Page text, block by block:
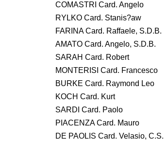
COMASTRI Card. Angelo
RYLKO Card. Stanis?aw
FARINA Card. Raffaele, S.D.B.
AMATO Card. Angelo, S.D.B.
SARAH Card. Robert
MONTERISI Card. Francesco
BURKE Card. Raymond Leo
KOCH Card. Kurt
SARDI Card. Paolo
PIACENZA Card. Mauro
DE PAOLIS Card. Velasio, C.S.